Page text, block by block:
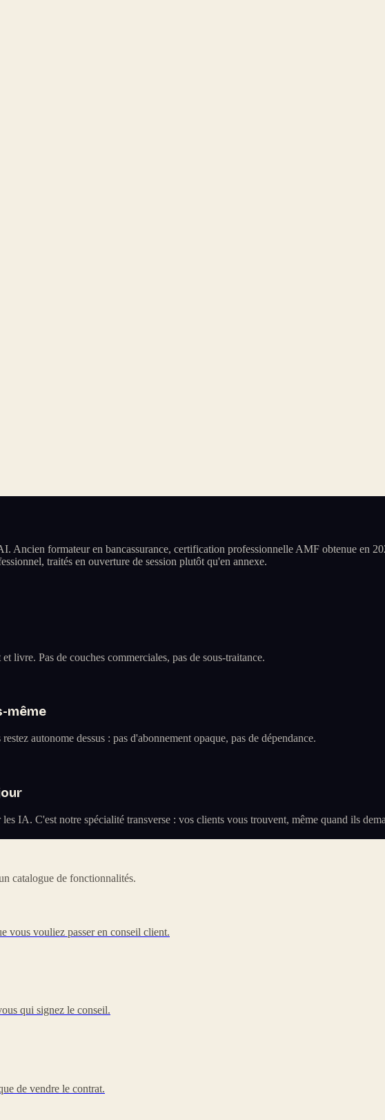
Ancien formateur en bancassurance, certification professionnelle AMF obtenue en
traités en ouverture de session plutôt qu'en annexe.
livre. Pas de couches commerciales, pas de sous-traitance.
même
autonome dessus : pas d'abonnement opaque, pas de dépendance.
IA. C'est notre spécialité transverse : vos clients vous trouvent, même quand ils
catalogue de fonctionnalités.
vous vouliez passer en conseil client.
qui signez le conseil.
de vendre le contrat.